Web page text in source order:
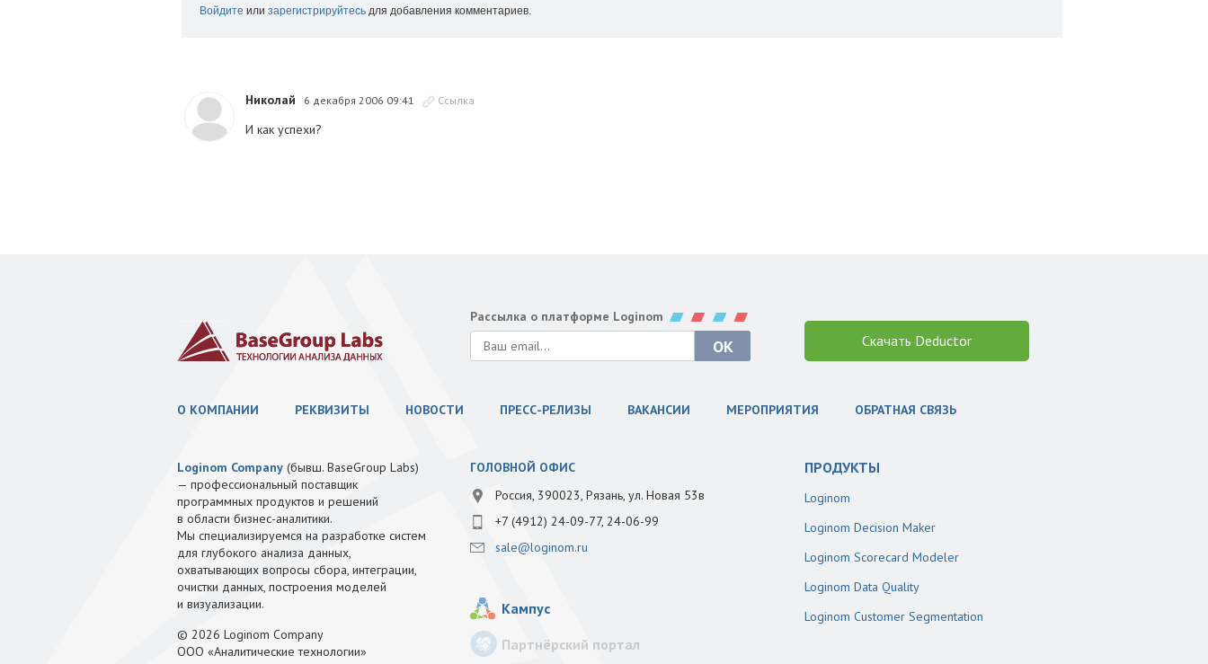
Войдите или зарегистрируйтесь для добавления комментариев.
Николай 6 декабря 2006 09:41 Ссылка
И как успехи?
Рассылка о платформе Loginom
Скачать Deductor
О КОМПАНИИ РЕКВИЗИТЫ НОВОСТИ ПРЕСС-РЕЛИЗЫ ВАКАНСИИ МЕРОПРИЯТИЯ ОБРАТНАЯ СВЯЗЬ
Loginom Company (бывш. BaseGroup Labs)
— профессиональный поставщик
программных продуктов и решений
в области бизнес-аналитики.
Мы специализируемся на разработке систем
для глубокого анализа данных,
охватывающих вопросы сбора, интеграции,
очистки данных, построения моделей
и визуализации.
© 2026 Loginom Company
ООО «Аналитические технологии»
ГОЛОВНОЙ ОФИС
Россия, 390023, Рязань, ул. Новая 53в
+7 (4912) 24-09-77, 24-06-99
sale@loginom.ru
Кампус
Партнёрский портал
ПРОДУКТЫ
Loginom
Loginom Decision Maker
Loginom Scorecard Modeler
Loginom Data Quality
Loginom Customer Segmentation